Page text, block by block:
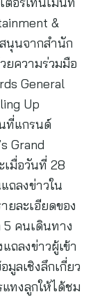
&
นุนจากสำนัก
ยความร่วมมือ
General
Up
ที่แกรนด์
Grand
มื่อวันที่ 28
ถลงข่าวใน
ยละเอียดของ
5 คนเดินทาง
ถลงข่าวผู้เข้า
ลเชิงลึกเกี่ยว
ทงลูกให้ได้ชม